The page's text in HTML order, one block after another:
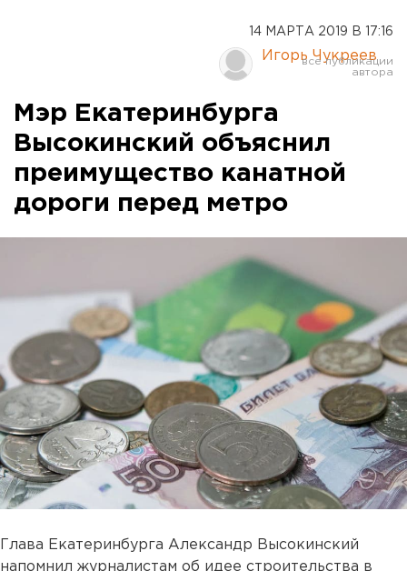
14 МАРТА 2019 В 17:16
Игорь Чукреев
Мэр Екатеринбурга
Высокинский объяснил
преимущество канатной
дороги перед метро
Глава Екатеринбурга Александр Высокинский
напомнил журналистам об идее строительства в